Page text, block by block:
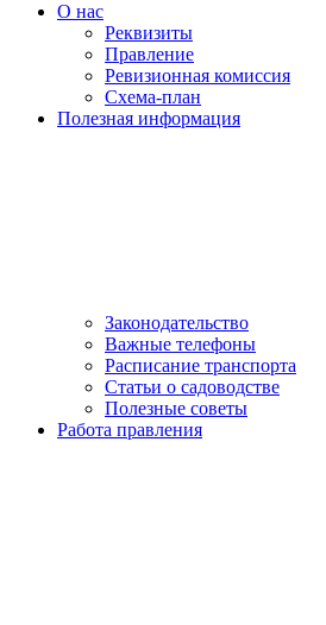
О нас
Реквизиты
Правление
Ревизионная комиссия
Схема-план
Полезная информация
Законодательство
Важные телефоны
Расписание транспорта
Статьи о садоводстве
Полезные советы
Работа правления